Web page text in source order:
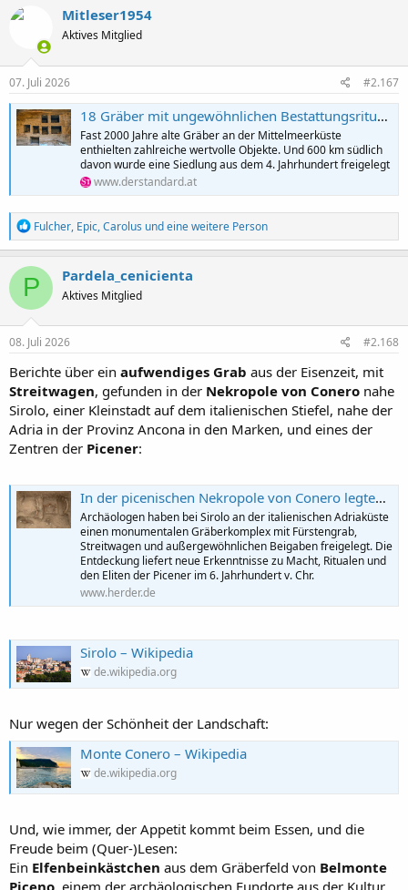
o
n
e
:
Mitleser1954
Aktives Mitglied
07. Juli 2026 #2.167
18 Gräber mit ungewöhnlichen Bestattungsritualen in Ägypten entdeckt
Fast 2000 Jahre alte Gräber an der Mittelmeerküste
enthielten zahlreiche wertvolle Objekte. Und 600 km südlich
davon wurde eine Siedlung aus dem 4. Jahrhundert freigelegt
www.derstandard.at
R
e
a
k
t
o
n
e
:
Fulcher, Epic,Carolus und eine weitere Person
P Pardela_cenicienta
Aktives Mitglied
08. Juli 2026 #2.168
Berichte über ein aufwendiges Grab aus der Eisenzeit, mit
Streitwagen, gefunden in der Nekropole von Conero nahe
Sirolo, einer Kleinstadt auf dem italienischen Stiefel, nahe der
Adria in der Provinz Ancona in den Marken, und eines der
Zentren der Picener:
In der picenischen Nekropole von Conero legten Archäologen ein Fürstengrab aus dem 6. Jahrhundert v. Chr. frei
Archäologen haben bei Sirolo an der italienischen Adriaküste
einen monumentalen Gräberkomplex mit Fürstengrab,
Streitwagen und außergewöhnlichen Beigaben freigelegt. Die
Entdeckung liefert neue Erkenntnisse zu Macht, Ritualen und
den Eliten der Picener im 6. Jahrhundert v. Chr.
www.herder.de
Sirolo – Wikipedia
de.wikipedia.org
Nur wegen der Schönheit der Landschaft:
Monte Conero – Wikipedia
de.wikipedia.org
Und, wie immer, der Appetit kommt beim Essen, und die
Freude beim (Quer-)Lesen:
Ein Elfenbeinkästchen aus dem Gräberfeld von Belmonte